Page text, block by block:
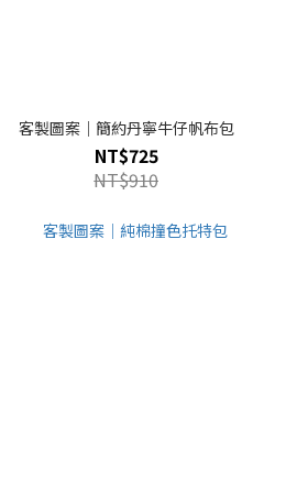
客製圖案｜簡約丹寧牛仔帆布包
NT$725
NT$910